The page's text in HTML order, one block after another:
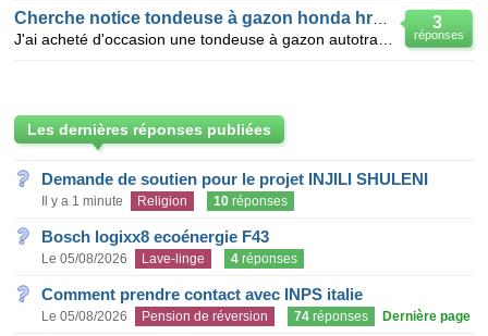
3
réponses
Les dernières réponses publiées
Demande de soutien pour le projet INJILI SHULENI
Il y a 1 minute Religion 10 réponses
Bosch logixx8 ecoénergie F43
Le 05/08/2026 Lave-linge 4 réponses
Comment prendre contact avec INPS italie
Le 05/08/2026 Pension de réversion 74 réponses Dernière page